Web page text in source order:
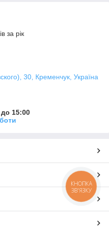
за рік
30, Кременчук, Україна
15:00
КНОПКА
ЗВ'ЯЗКУ